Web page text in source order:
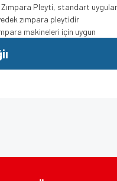
Zımpara Pleyti, standart
zımpara pleytidir
makineleri için uygun